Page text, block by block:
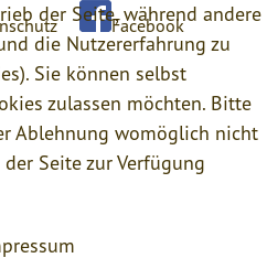
Facebook
der Seite, während andere
die Nutzererfahrung zu
Sie können selbst
zulassen möchten. Bitte
Ablehnung womöglich nicht
Seite zur Verfügung